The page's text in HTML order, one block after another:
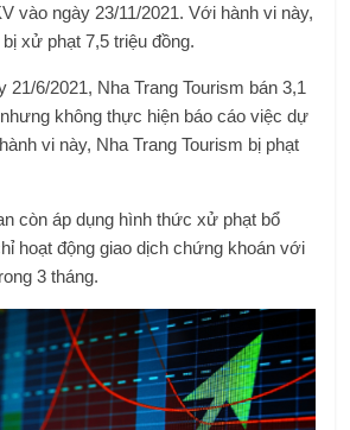
vào ngày 23/11/2021. Với hành vi này,
xử phạt 7,5 triệu đồng.
6/2021, Nha Trang Tourism bán 3,1
không thực hiện báo cáo việc dự
vi này, Nha Trang Tourism bị phạt
còn áp dụng hình thức xử phạt bổ
hoạt động giao dịch chứng khoán với
3 tháng.